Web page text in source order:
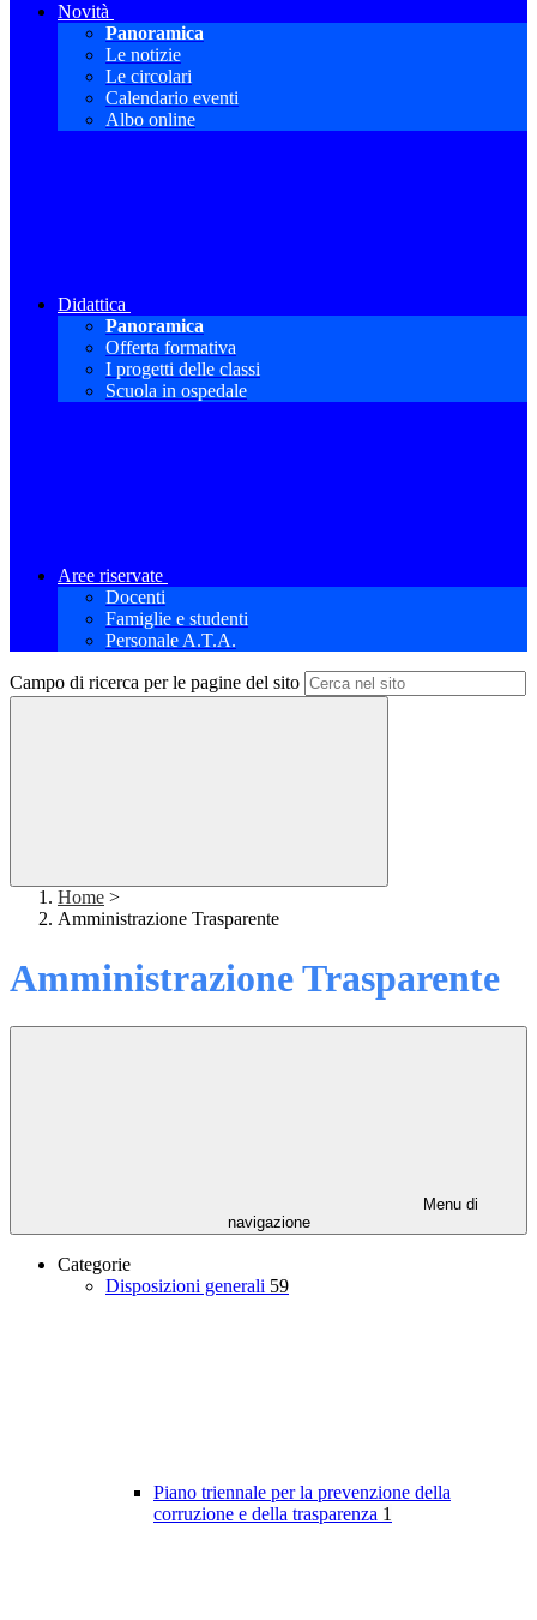
Novità
Panoramica
Le notizie
Le circolari
Calendario eventi
Albo online
Didattica
Panoramica
Offerta formativa
I progetti delle classi
Scuola in ospedale
Aree riservate
Docenti
Famiglie e studenti
Personale A.T.A.
Campo di ricerca per le pagine del sito
Home >
Amministrazione Trasparente
Amministrazione Trasparente
Menu di
navigazione
Categorie
Disposizioni generali 59
Piano triennale per la prevenzione della
corruzione e della trasparenza 1